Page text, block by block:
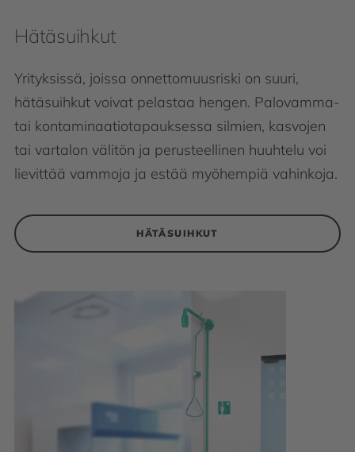
Hätäsuihkut
Yrityksissä, joissa onnettomuusriski on suuri,
hätäsuihkut voivat pelastaa hengen. Palovamma-
tai kontaminaatiotapauksessa silmien, kasvojen
tai vartalon välitön ja perusteellinen huuhtelu voi
lievittää vammoja ja estää myöhempiä vahinkoja.
HÄTÄSUIHKUT